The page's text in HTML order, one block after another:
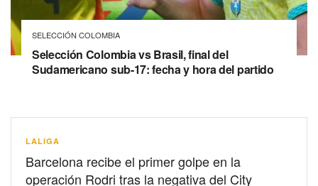
SELECCIÓN COLOMBIA
Selección Colombia vs Brasil, final del
Sudamericano sub-17: fecha y hora del partido
LALIGA
Barcelona recibe el primer golpe en la
operación Rodri tras la negativa del City